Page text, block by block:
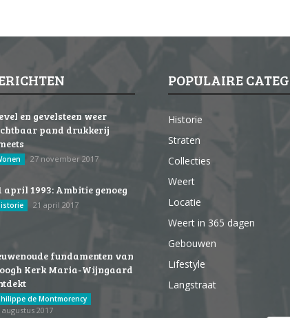
en gevelsteen weer
pand drukkerij
27 november 2017
april 1993: Ambitie genoeg
21 april 2017
fundamenten van
Kerk Maria-Wijngaard
de Montmorency
augustus 2017
POPULAIRE
Historie
Straten
Collecties
Weert
Locatie
Weert in 365 dagen
Gebouwen
Lifestyle
Langstraat